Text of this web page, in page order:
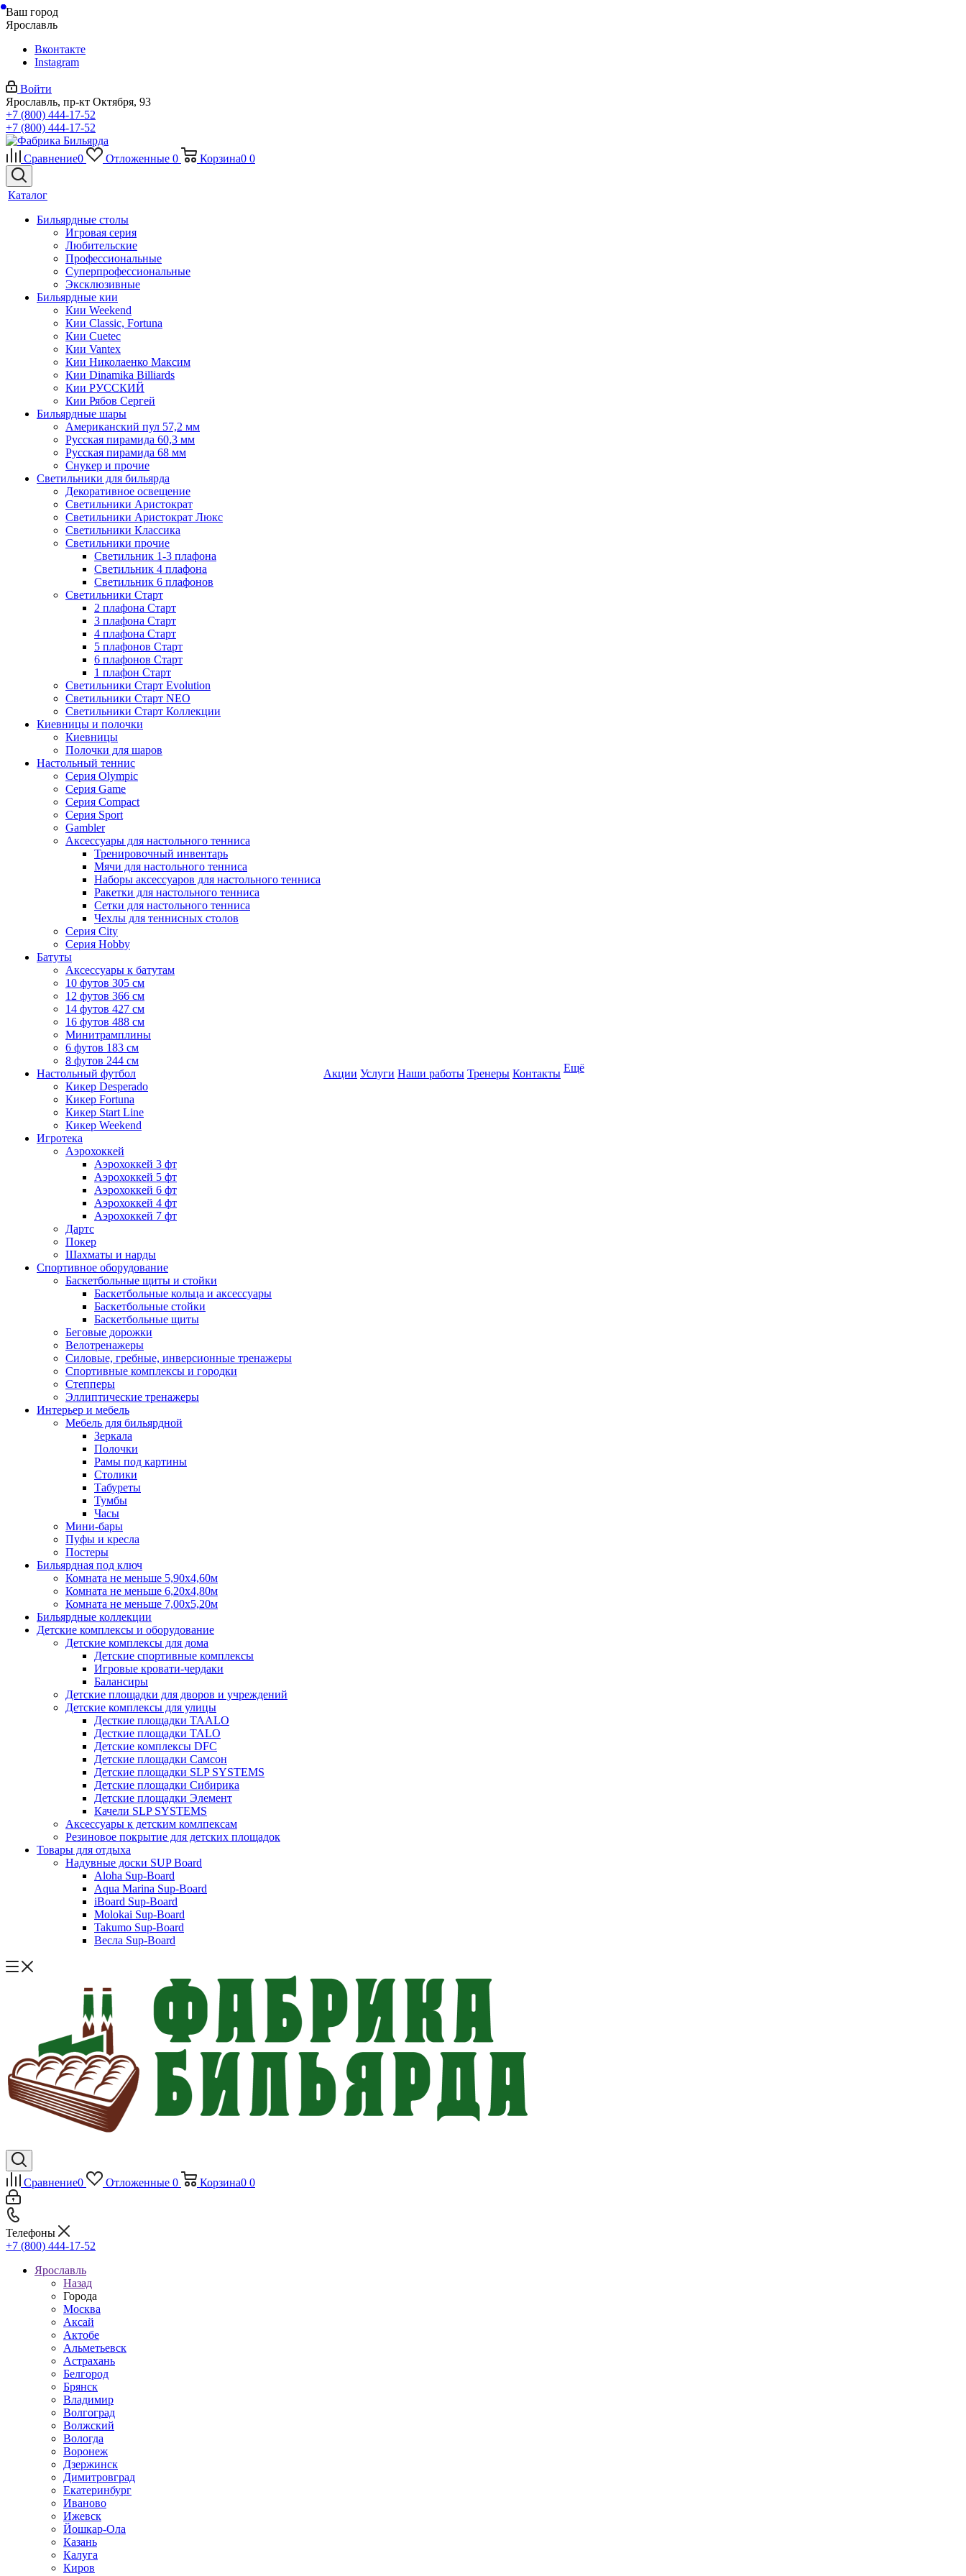
Ваш город
Ярославль
Вконтакте
Instagram
Войти
Ярославль, пр-кт Октября, 93
+7 (800) 444-17-52
+7 (800) 444-17-52
Сравнение0 Отложенные 0 Корзина0 0
Каталог
Бильярдные столы
Игровая серия
Любительские
Профессиональные
Суперпрофессиональные
Эксклюзивные
Бильярдные кии
Кии Weekend
Кии Classic, Fortuna
Кии Cuetec
Кии Vantex
Кии Николаенко Максим
Кии Dinamika Billiards
Кии РУССКИЙ
Кии Рябов Сергей
Бильярдные шары
Американский пул 57,2 мм
Русская пирамида 60,3 мм
Русская пирамида 68 мм
Снукер и прочие
Светильники для бильярда
Декоративное освещение
Светильники Аристократ
Светильники Аристократ Люкс
Светильники Классика
Светильники прочие
Светильник 1-3 плафона
Светильник 4 плафона
Светильник 6 плафонов
Светильники Старт
2 плафона Старт
3 плафона Старт
4 плафона Старт
5 плафонов Старт
6 плафонов Старт
1 плафон Старт
Светильники Старт Evolution
Светильники Старт NEO
Светильники Старт Коллекции
Киевницы и полочки
Киевницы
Полочки для шаров
Настольный теннис
Серия Olympic
Серия Game
Серия Compact
Серия Sport
Gambler
Аксессуары для настольного тенниса
Тренировочный инвентарь
Мячи для настольного тенниса
Наборы аксессуаров для настольного тенниса
Ракетки для настольного тенниса
Сетки для настольного тенниса
Чехлы для теннисных столов
Серия City
Серия Hobby
Батуты
Аксессуары к батутам
10 футов 305 см
12 футов 366 см
14 футов 427 см
16 футов 488 см
Минитрамплины
6 футов 183 см
8 футов 244 см
Настольный футбол
Кикер Desperado
Кикер Fortuna
Кикер Start Line
Кикер Weekend
Игротека
Аэрохоккей
Аэрохоккей 3 фт
Аэрохоккей 5 фт
Аэрохоккей 6 фт
Аэрохоккей 4 фт
Аэрохоккей 7 фт
Дартс
Покер
Шахматы и нарды
Спортивное оборудование
Баскетбольные щиты и стойки
Баскетбольные кольца и аксессуары
Баскетбольные стойки
Баскетбольные щиты
Беговые дорожки
Велотренажеры
Силовые, гребные, инверсионные тренажеры
Спортивные комплексы и городки
Степперы
Эллиптические тренажеры
Интерьер и мебель
Мебель для бильярдной
Зеркала
Полочки
Рамы под картины
Столики
Табуреты
Тумбы
Часы
Мини-бары
Пуфы и кресла
Постеры
Бильярдная под ключ
Комната не меньше 5,90х4,60м
Комната не меньше 6,20х4,80м
Комната не меньше 7,00х5,20м
Бильярдные коллекции
Детские комплексы и оборудование
Детские комплексы для дома
Детские спортивные комплексы
Игровые кровати-чердаки
Балансиры
Детские площадки для дворов и учреждений
Детские комплексы для улицы
Десткие площадки TAALO
Десткие площадки TALO
Детские комплексы DFC
Детские площадки Самсон
Детские площадки SLP SYSTEMS
Детские площадки Сибирика
Детские площадки Элемент
Качели SLP SYSTEMS
Аксессуары к детским комлпексам
Резиновое покрытие для детских площадок
Товары для отдыха
Надувные доски SUP Board
Aloha Sup-Board
Aqua Marina Sup-Board
iBoard Sup-Board
Molokai Sup-Board
Takumo Sup-Board
Весла Sup-Board
Акции Услуги Наши работы Тренеры Контакты Ещё
Сравнение0 Отложенные 0 Корзина0 0
Телефоны
+7 (800) 444-17-52
Ярославль
Назад
Города
Москва
Аксай
Актобе
Альметьевск
Астрахань
Белгород
Брянск
Владимир
Волгоград
Волжский
Вологда
Воронеж
Дзержинск
Димитровград
Екатеринбург
Иваново
Ижевск
Йошкар-Ола
Казань
Калуга
Киров